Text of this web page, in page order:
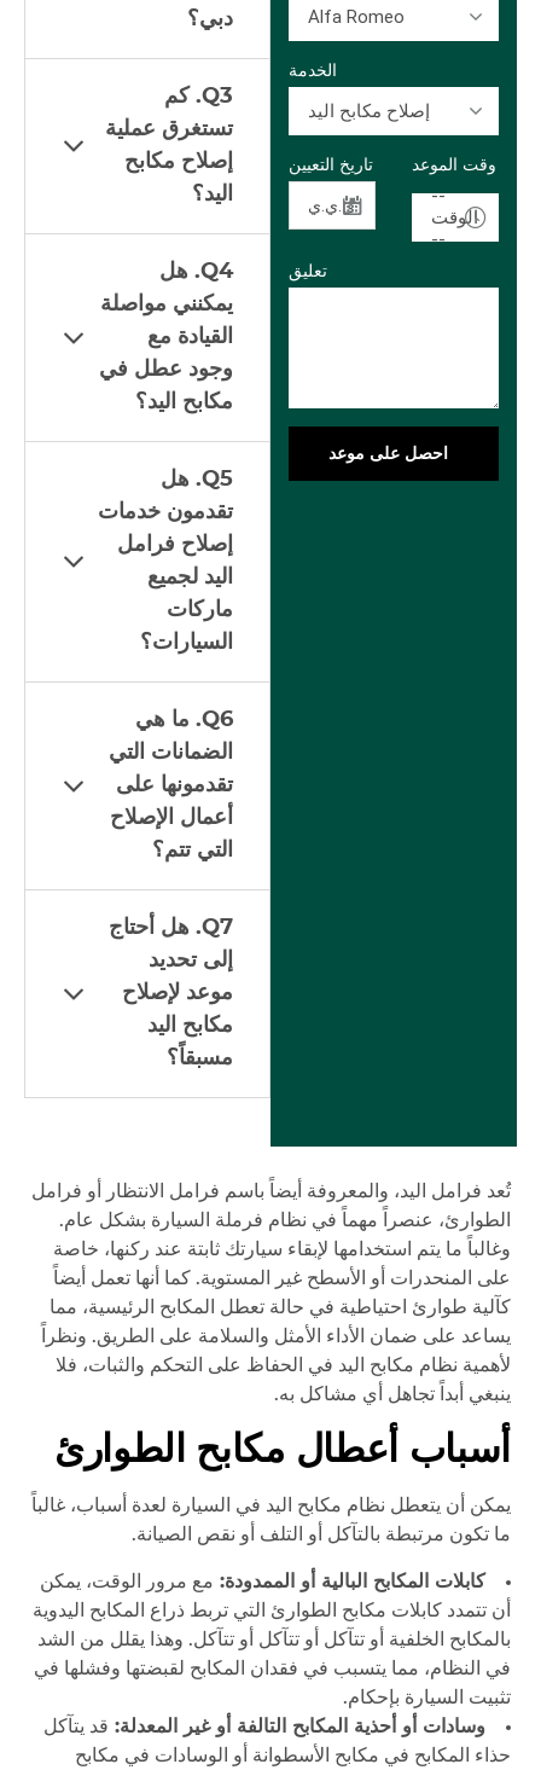
دبي؟
Q3. كم
تستغرق عملية
إصلاح مكابح
اليد؟
Q4. هل
يمكنني مواصلة
القيادة مع
وجود عطل في
مكابح اليد؟
Q5. هل
تقدمون خدمات
إصلاح فرامل
اليد لجميع
ماركات
السيارات؟
Q6. ما هي
الضمانات التي
تقدمونها على
أعمال الإصلاح
التي تتم؟
Q7. هل أحتاج
إلى تحديد
موعد لإصلاح
مكابح اليد
مسبقاً؟
Alfa Romeo
الخدمة
إصلاح مكابح اليد
تاريخ التعيين وقت الموعد
--
الوقت
--
تعليق
احصل على موعد
تُعد فرامل اليد، والمعروفة أيضاً باسم فرامل الانتظار أو فرامل
الطوارئ، عنصراً مهماً في نظام فرملة السيارة بشكل عام.
وغالباً ما يتم استخدامها لإبقاء سيارتك ثابتة عند ركنها، خاصة
على المنحدرات أو الأسطح غير المستوية. كما أنها تعمل أيضاً
كآلية طوارئ احتياطية في حالة تعطل المكابح الرئيسية، مما
يساعد على ضمان الأداء الأمثل والسلامة على الطريق. ونظراً
لأهمية نظام مكابح اليد في الحفاظ على التحكم والثبات، فلا
ينبغي أبداً تجاهل أي مشاكل به.
أسباب أعطال مكابح الطوارئ
يمكن أن يتعطل نظام مكابح اليد في السيارة لعدة أسباب، غالباً
ما تكون مرتبطة بالتآكل أو التلف أو نقص الصيانة.
كابلات المكابح البالية أو الممدودة: مع مرور الوقت، يمكن
أن تتمدد كابلات مكابح الطوارئ التي تربط ذراع المكابح اليدوية
بالمكابح الخلفية أو تتآكل أو تتآكل أو تتآكل. وهذا يقلل من الشد
في النظام، مما يتسبب في فقدان المكابح لقبضتها وفشلها في
تثبيت السيارة بإحكام.
وسادات أو أحذية المكابح التالفة أو غير المعدلة: قد يتآكل
حذاء المكابح في مكابح الأسطوانة أو الوسادات في مكابح